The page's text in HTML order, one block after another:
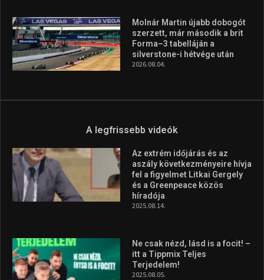
Molnár Martin újabb dobogót
szerzett, már második a brit
Forma–3 tabelláján a
silverstone-i hétvége után
2026.08.04.
A legfrissebb videók
Az extrém időjárás és az
aszály következményeire hívja
fel a figyelmet Litkai Gergely
és a Greenpeace közös
híradója
2025.08.14.
Ne csak nézd, lásd is a focit! –
itt a Tippmix Teljes
Terjedelem!
2025.08.05.